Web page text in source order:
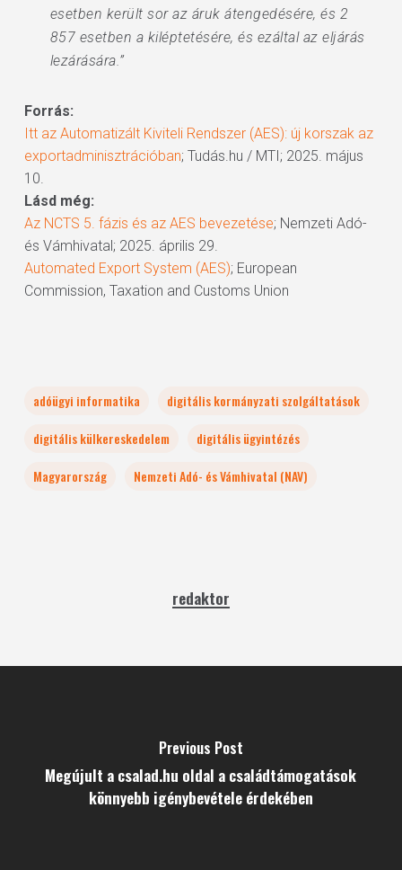
esetben került sor az áruk átengedésére, és 2
857 esetben a kiléptetésére, és ezáltal az eljárás
lezárására.”
Forrás:
Itt az Automatizált Kiviteli Rendszer (AES): új korszak az
exportadminisztrációban; Tudás.hu / MTI; 2025. május
10.
Lásd még:
Az NCTS 5. fázis és az AES bevezetése; Nemzeti Adó-
és Vámhivatal; 2025. április 29.
Automated Export System (AES); European
Commission, Taxation and Customs Union
adóügyi informatika
digitális kormányzati szolgáltatások
digitális külkereskedelem
digitális ügyintézés
Magyarország
Nemzeti Adó- és Vámhivatal (NAV)
redaktor
Previous Post
Megújult a csalad.hu oldal a családtámogatások
könnyebb igénybevétele érdekében